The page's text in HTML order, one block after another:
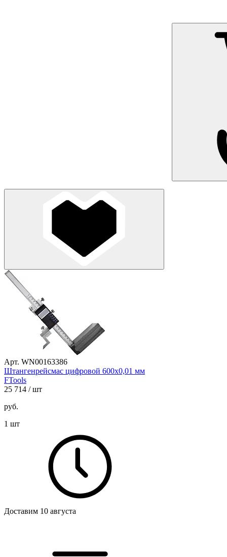
Арт. WN00163386
Штангенрейсмас цифровой 600х0,01 мм
FTools
25 714 / шт
руб.
1 шт
Доставим 10 августа